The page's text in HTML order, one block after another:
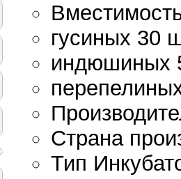
гусиных 30
индюшиных
Страна
Тип